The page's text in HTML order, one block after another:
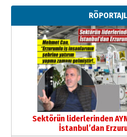
Ahmed Yesevi’den
”Reisimiz” idi…
26 Mart 2026 Perşembe
Cem Bakırcı
Ardında bıraktığı
gönül adamı Faruk
13 Mayıs 2026 Çarşamba
Esat BİNDESEN
Başkan Sekmen’den
bir vizyon proje
02 Ağustos 2026 Pazar
Sektörün liderlerinden
İstanbul’dan